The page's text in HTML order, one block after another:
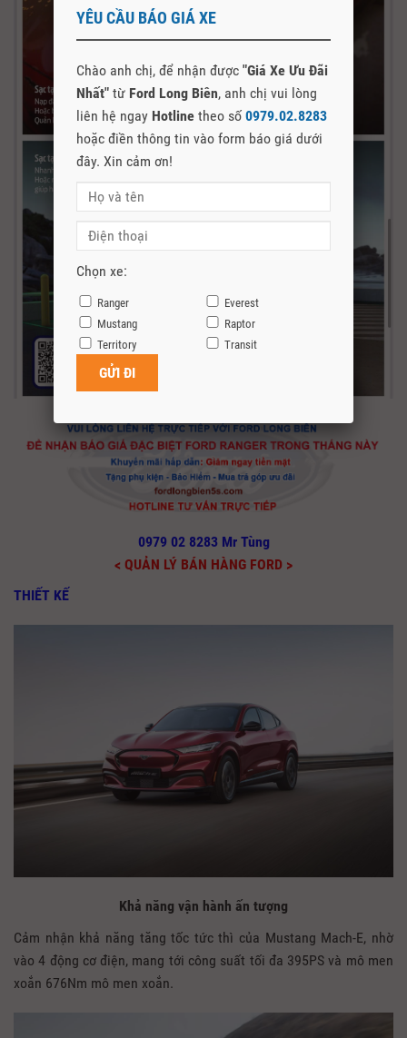
0979 02 8283 Mr Tùng
< QUẢN LÝ BÁN HÀNG FORD >
THIẾT KẾ
Khả năng vận hành ấn tượng
Cảm nhận khả năng tăng tốc tức thì của Mustang Mach-E, nhờ
vào 4 động cơ điện, mang tới công suất tối đa 395PS và mô men
xoắn 676Nm mô men xoắn.
YÊU CẦU BÁO GIÁ XE
Chào anh chị, để nhận được "Giá Xe Ưu Đãi
Nhất" từ Ford Long Biên, anh chị vui lòng
liên hệ ngay Hotline theo số 0979.02.8283
hoặc điền thông tin vào form báo giá dưới
đây. Xin cảm ơn!
Chọn xe:
Ranger
Everest
Mustang
Raptor
Territory
Transit